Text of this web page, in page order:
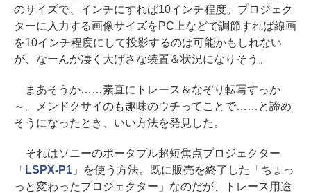
のサイズで、インチにすれば10インチ程度。プロジェク
ターに入力する画像サイズをPC上などで調節すれば線画
を10インチ程度にして投影するのは可能かもしれない
が、なーんか凄く大げさな装置＆状況になりそう。
まあそうか……素直にトレース＆なぞり転写すっか
～。メンドクサイのも趣味のウチってことで……と諦め
そうになったとき、いい方法を発見した。
それはソニーのポータブル超短焦点プロジェクター
「 LSPX-P1」を使う方法。既に販売を終了した「ちょっ
っと変わったプロジェクター」なのだが、トレース用途